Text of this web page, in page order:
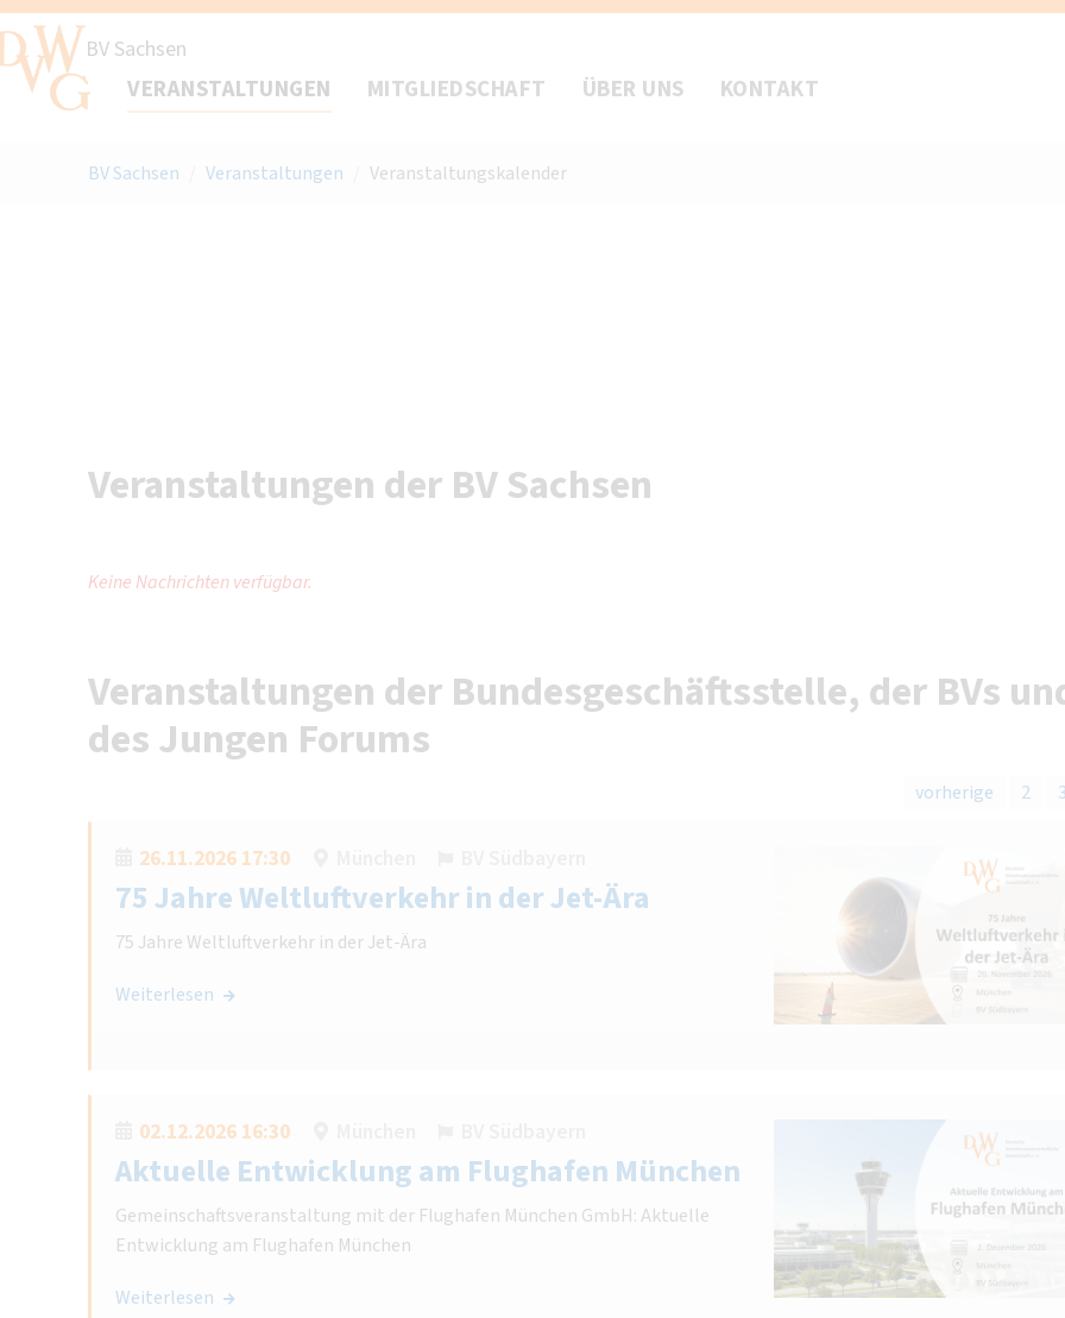
BV Sachsen
VERANSTALTUNGEN MITGLIEDSCHAFT ÜBER UNS KONTAKT
BV Sachsen Veranstaltungen Veranstaltungskalender
Veranstaltungen der BV Sachsen
Keine Nachrichten verfügbar.
Veranstaltungen der Bundesgeschäftsstelle, der BVs
des Jungen Forums
vorherige 2 3
26.11.2026 17:30
75 Jahre Weltluftverkehr in der Jet-Ära
75 Jahre Weltluftverkehr in der Jet-Ära
Weiterlesen
02.12.2026 16:30
Aktuelle Entwicklung am Flughafen München
Gemeinschaftsveranstaltung mit der Flughafen München GmbH: Aktuelle
Entwicklung am Flughafen München
Weiterlesen